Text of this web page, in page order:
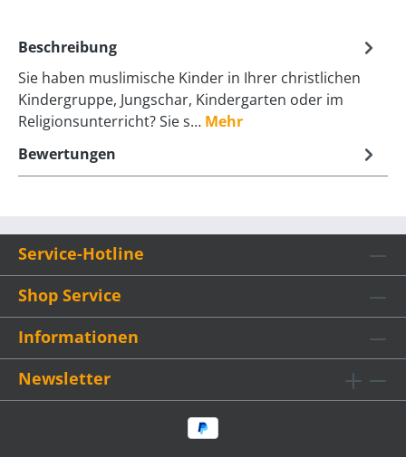
Beschreibung
Sie haben muslimische Kinder in Ihrer christlichen
Kindergruppe, Jungschar, Kindergarten oder im
Religionsunterricht? Sie s… Mehr
Bewertungen
Service-Hotline
Shop Service
Informationen
Newsletter